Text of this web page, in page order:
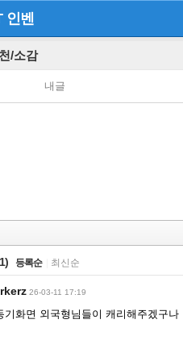
인벤
/소감
내글
등록순 최신순
26-03-11 17:19
기화면 외국형님들이 캐리해주겠구나